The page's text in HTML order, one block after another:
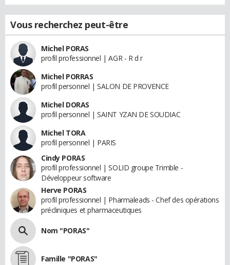
Vous recherchez peut-être
Michel PORAS
profil professionnel | AGR - R d r
Michel PORRAS
profil personnel | SALON DE PROVENCE
Michel DORAS
profil personnel | SAINT YZAN DE SOUDIAC
Michel TORA
profil personnel | PARIS
Cindy PORAS
profil professionnel | SOLID groupe Trimble -
Développeur software
Herve PORAS
profil professionnel | Pharmaleads - Chef des opérations
précliniques et pharmaceutiques
Nom "PORAS"
Famille "PORAS"